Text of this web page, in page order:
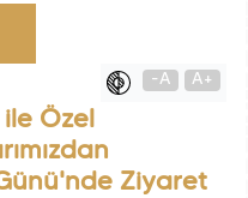
-A A+
ile Özel
Ziyaret